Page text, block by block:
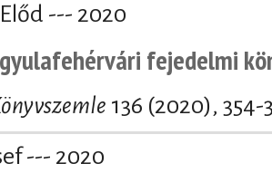
--- 2020
fejedelmi
136 (2020), 354-
--- 2020